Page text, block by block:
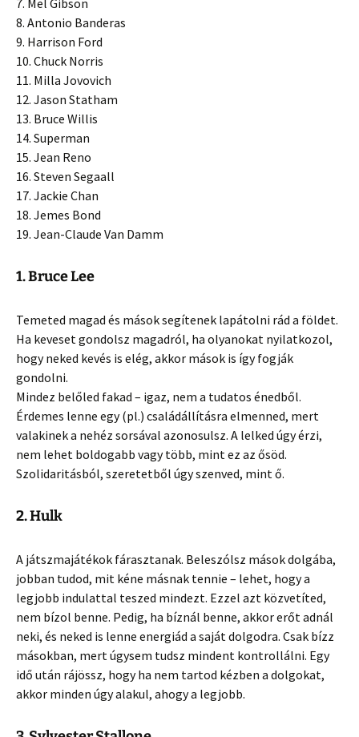
7. Mel Gibson
8. Antonio Banderas
9. Harrison Ford
10. Chuck Norris
11. Milla Jovovich
12. Jason Statham
13. Bruce Willis
14. Superman
15. Jean Reno
16. Steven Segaall
17. Jackie Chan
18. Jemes Bond
19. Jean-Claude Van Damm
1. Bruce Lee
Temeted magad és mások segítenek lapátolni rád a földet.
Ha keveset gondolsz magadról, ha olyanokat nyilatkozol,
hogy neked kevés is elég, akkor mások is így fogják
gondolni.
Mindez belőled fakad – igaz, nem a tudatos énedből.
Érdemes lenne egy (pl.) családállításra elmenned, mert
valakinek a nehéz sorsával azonosulsz. A lelked úgy érzi,
nem lehet boldogabb vagy több, mint ez az ősöd.
Szolidaritásból, szeretetből úgy szenved, mint ő.
2. Hulk
A játszmajátékok fárasztanak. Beleszólsz mások dolgába,
jobban tudod, mit kéne másnak tennie – lehet, hogy a
legjobb indulattal teszed mindezt. Ezzel azt közvetíted,
nem bízol benne. Pedig, ha bíznál benne, akkor erőt adnál
neki, és neked is lenne energiád a saját dolgodra. Csak bízz
másokban, mert úgysem tudsz mindent kontrollálni. Egy
idő után rájössz, hogy ha nem tartod kézben a dolgokat,
akkor minden úgy alakul, ahogy a legjobb.